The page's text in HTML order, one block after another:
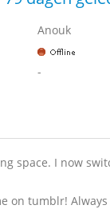
Anouk
-
space. I now
on tumblr!